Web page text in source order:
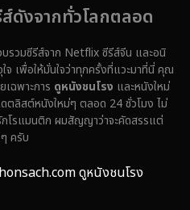
(324)
(14)
ดังจากทั่วโลกตลอด
รวมซีรีส์จาก Netflix ซีรีส์จีน และอนิ
จ เพื่อให้มั่นใจว่าทุกครั้งที่แวะมาที่นี่ คุณ
เฉพาะการ ดูหนังชนโรง และหนังใหม่
ลิสต์หนังใหม่ๆ ตลอด 24 ชั่วโมง ไม่
โรแมนติก ผมสัญญาว่าจะคัดสรรแต่
ครับ
ดูหนังชนโรง